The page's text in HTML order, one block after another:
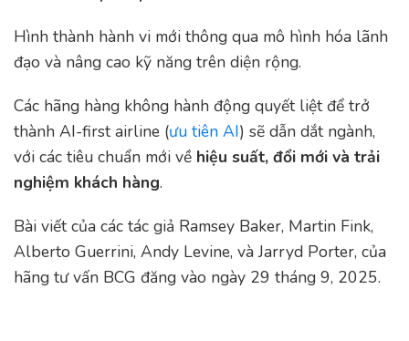
Hình thành hành vi mới thông qua mô hình hóa lãnh
đạo và nâng cao kỹ năng trên diện rộng.
Các hãng hàng không hành động quyết liệt để trở
thành AI-first airline (ưu tiên AI) sẽ dẫn dắt ngành,
với các tiêu chuẩn mới về hiệu suất, đổi mới và trải
nghiệm khách hàng.
Bài viết của các tác giả Ramsey Baker, Martin Fink,
Alberto Guerrini, Andy Levine, và Jarryd Porter, của
hãng tư vấn BCG đăng vào ngày 29 tháng 9, 2025.